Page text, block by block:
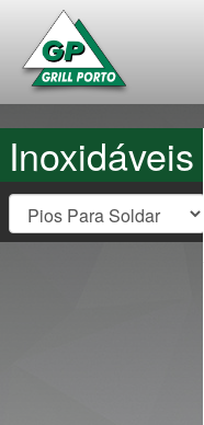
conteúdo
principal
Inoxidáveis